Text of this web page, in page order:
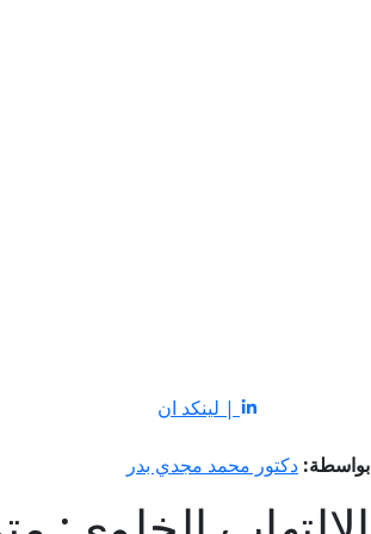
| لينكد ان
بواسطة: دكتور محمد مجدي بدر